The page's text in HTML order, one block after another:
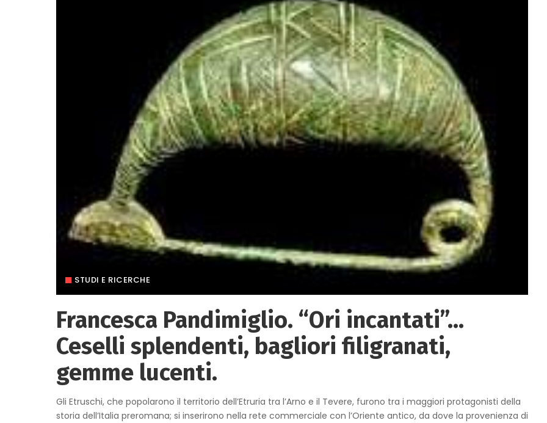
STUDI E RICERCHE
Francesca Pandimiglio. “Ori incantati”…
Ceselli splendenti, bagliori filigranati,
gemme lucenti.
Gli Etruschi, che popolarono il territorio dell’Etruria tra l’Arno e il Tevere, furono tra i maggiori protagonisti della
storia dell’Italia preromana; si inserirono nella rete commerciale con l’Oriente antico, da dove la provenienza di